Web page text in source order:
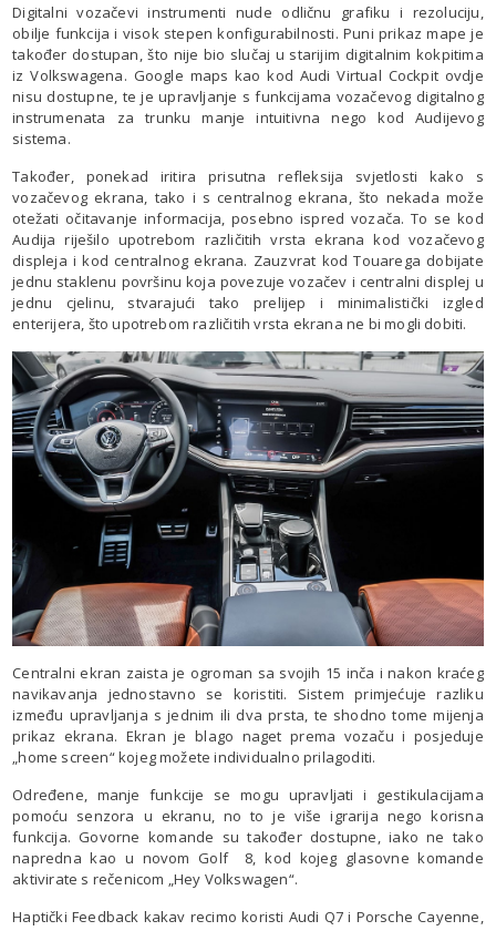
Digitalni vozačevi instrumenti nude odličnu grafiku i rezoluciju,
obilje funkcija i visok stepen konfigurabilnosti. Puni prikaz mape je
također dostupan, što nije bio slučaj u starijim digitalnim kokpitima
iz Volkswagena. Google maps kao kod Audi Virtual Cockpit ovdje
nisu dostupne, te je upravljanje s funkcijama vozačevog digitalnog
instrumenata za trunku manje intuitivna nego kod Audijevog
sistema.
Također, ponekad iritira prisutna refleksija svjetlosti kako s
vozačevog ekrana, tako i s centralnog ekrana, što nekada može
otežati očitavanje informacija, posebno ispred vozača. To se kod
Audija riješilo upotrebom različitih vrsta ekrana kod vozačevog
displeja i kod centralnog ekrana. Zauzvrat kod Touarega dobijate
jednu staklenu površinu koja povezuje vozačev i centralni displej u
jednu cjelinu, stvarajući tako prelijep i minimalistički izgled
enterijera, što upotrebom različitih vrsta ekrana ne bi mogli dobiti.
Centralni ekran zaista je ogroman sa svojih 15 inča i nakon kraćeg
navikavanja jednostavno se koristiti. Sistem primjećuje razliku
između upravljanja s jednim ili dva prsta, te shodno tome mijenja
prikaz ekrana. Ekran je blago naget prema vozaču i posjeduje
„home screen“ kojeg možete individualno prilagoditi.
Određene, manje funkcije se mogu upravljati i gestikulacijama
pomoću senzora u ekranu, no to je više igrarija nego korisna
funkcija. Govorne komande su također dostupne, iako ne tako
napredna kao u novom Golf 8, kod kojeg glasovne komande
aktivirate s rečenicom „Hey Volkswagen“.
Haptički Feedback kakav recimo koristi Audi Q7 i Porsche Cayenne,